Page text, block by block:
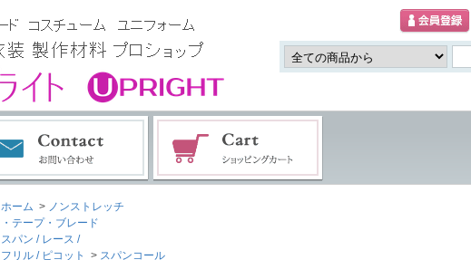
ホーム > ノンストレッチ
・テープ・ブレード
スパン / レース /
フリル / ピコット
> スパンコール